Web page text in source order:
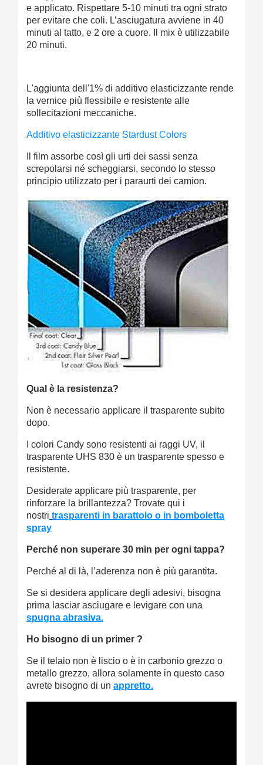
e applicato. Rispettare 5-10 minuti tra ogni strato
per evitare che coli. L’asciugatura avviene in 40
minuti al tatto, e 2 ore a cuore. Il mix è utilizzabile
20 minuti.
L'aggiunta dell'1% di additivo elasticizzante rende
la vernice più flessibile e resistente alle
sollecitazioni meccaniche.
Additivo elasticizzante Stardust Colors
Il film assorbe così gli urti dei sassi senza
screpolarsi né scheggiarsi, secondo lo stesso
principio utilizzato per i paraurti dei camion.
Qual è la resistenza?
Non è necessario applicare il trasparente subito
dopo.
I colori Candy sono resistenti ai raggi UV, il
trasparente UHS 830 è un trasparente spesso e
resistente.
Desiderate applicare più trasparente, per
rinforzare la brillantezza? Trovate qui i
nostri trasparenti in barattolo o in bomboletta
spray
Perché non superare 30 min per ogni tappa?
Perché al di là, l’aderenza non è più garantita.
Se si desidera applicare degli adesivi, bisogna
prima lasciar asciugare e levigare con una
spugna abrasiva.
Ho bisogno di un primer ?
Se il telaio non è liscio o è in carbonio grezzo o
metallo grezzo, allora solamente in questo caso
avrete bisogno di un appretto.